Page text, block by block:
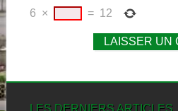
6 × = 12
LES DERNIERS ARTICLES